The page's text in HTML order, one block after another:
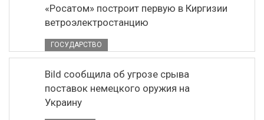
«Росатом» построит первую в Киргизии
ветроэлектростанцию
ГОСУДАРСТВО
Bild сообщила об угрозе срыва
поставок немецкого оружия на
Украину